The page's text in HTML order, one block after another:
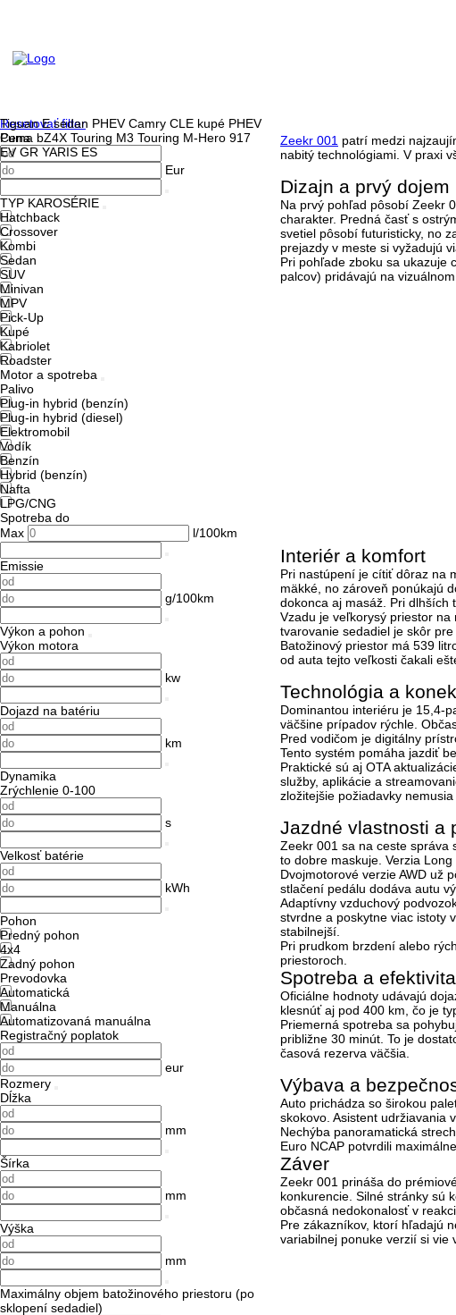
Resetovať filter
Cena
Eur
TYP KAROSÉRIE
Hatchback
Crossover
Kombi
Sedan
SUV
Minivan
MPV
Pick-Up
Kupé
Kabriolet
Roadster
Motor a spotreba
Palivo
Plug-in hybrid (benzín)
Plug-in hybrid (diesel)
Elektromobil
Vodík
Benzín
Hybrid (benzín)
Nafta
LPG/CNG
Spotreba do
Max
l/100km
Emissie
g/100km
Výkon a pohon
Výkon motora
kw
Dojazd na batériu
km
Dynamika
Zrýchlenie 0-100
s
Velkosť batérie
kWh
Pohon
Predný pohon
4x4
Zadný pohon
Prevodovka
Automatická
Manuálna
Automatizovaná manuálna
Registračný poplatok
eur
Rozmery
Dĺžka
mm
Šírka
mm
Výška
mm
Maximálny objem batožinového priestoru (po
sklopení sedadiel)
Tiguan E sedan PHEV Camry CLE kupé PHEV
Puma bZ4X Touring M3 Touring M-Hero 917
EV GR YARIS ES
Zeekr 001 patrí medzi
nabitý technológiami. V praxi
Dizajn a prvý dojem
Na prvý pohľad pôsobí Zeekr
charakter. Predná časť s
svetiel pôsobí futuristicky, no
prejazdy v meste si vyžadujú
Pri pohľade zboku sa ukazuje
palcov) pridávajú na
Interiér a komfort
Pri nastúpení je cítiť dôraz na
mäkké, no zároveň ponúkajú
dokonca aj masáž. Pri dlhších
Vzadu je veľkorysý priestor na
tvarovanie sedadiel je skôr
Batožinový priestor má 539
od auta tejto veľkosti čakali
Technológia a
Dominantou interiéru je 15,4-
väčšine prípadov rýchle.
Pred vodičom je digitálny
Tento systém pomáha jazdiť
Praktické sú aj OTA
služby, aplikácie a
zložitejšie požiadavky
Jazdné vlastnosti a
Zeekr 001 sa na ceste správa
to dobre maskuje. Verzia
Dvojmotorové verzie AWD už
stlačení pedálu dodáva autu
Adaptívny vzduchový
stvrdne a poskytne viac istoty
stabilnejší.
Pri prudkom brzdení alebo
priestoroch.
Spotreba a efektivita
Oficiálne hodnoty udávajú
klesnúť aj pod 400 km, čo je
Priemerná spotreba sa
približne 30 minút. To je
časová rezerva väčšia.
Výbava a
Auto prichádza so širokou
skokovo. Asistent udržiavania
Nechýba panoramatická
Euro NCAP potvrdili
Záver
Zeekr 001 prináša do
konkurencie. Silné stránky sú
občasná nedokonalosť v
Pre zákazníkov, ktorí hľadajú
variabilnej ponuke verzií si vie